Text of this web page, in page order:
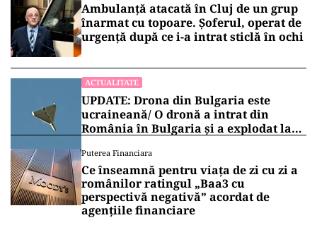
Ambulanță atacată în Cluj de un grup
înarmat cu topoare. Șoferul, operat de
urgență după ce i-a intrat sticlă în ochi
ACTUALITATE
UPDATE: Drona din Bulgaria este
ucraineană/ O dronă a intrat din
România în Bulgaria şi a explodat la
Puterea Financiara
Ce înseamnă pentru viața de zi cu zi a
românilor ratingul „Baa3 cu
perspectivă negativă” acordat de
agențiile financiare